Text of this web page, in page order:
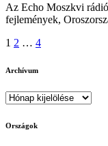
Az Echo Moszkvi rádió
fejlemények,
Bejegyzések
lapozása
1 2 … 4
Archívum
Archívum
Országok